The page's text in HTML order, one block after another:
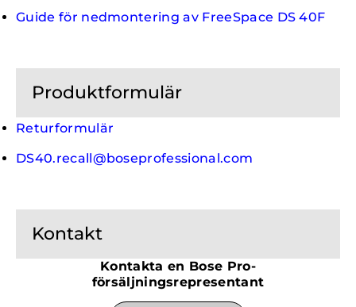
Guide för nedmontering av FreeSpace DS 40F
Produktformulär
Returformulär
DS40.recall@boseprofessional.com
Kontakt
Kontakta en Bose Pro-
försäljningsrepresentant